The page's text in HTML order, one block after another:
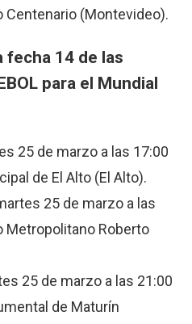
Centenario (Montevideo).
fecha 14 de las
para el Mundial
25 de marzo a las 17:00
de El Alto (El Alto).
25 de marzo a las
Metropolitano Roberto
25 de marzo a las 21:00
de Maturín